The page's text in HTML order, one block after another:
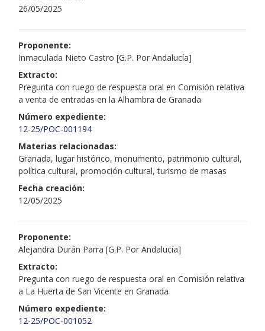
26/05/2025
Proponente:
Inmaculada Nieto Castro [G.P. Por Andalucía]
Extracto:
Pregunta con ruego de respuesta oral en Comisión relativa
a venta de entradas en la Alhambra de Granada
Número expediente:
12-25/POC-001194
Materias relacionadas:
Granada, lugar histórico, monumento, patrimonio cultural,
política cultural, promoción cultural, turismo de masas
Fecha creación:
12/05/2025
Proponente:
Alejandra Durán Parra [G.P. Por Andalucía]
Extracto:
Pregunta con ruego de respuesta oral en Comisión relativa
a La Huerta de San Vicente en Granada
Número expediente:
12-25/POC-001052